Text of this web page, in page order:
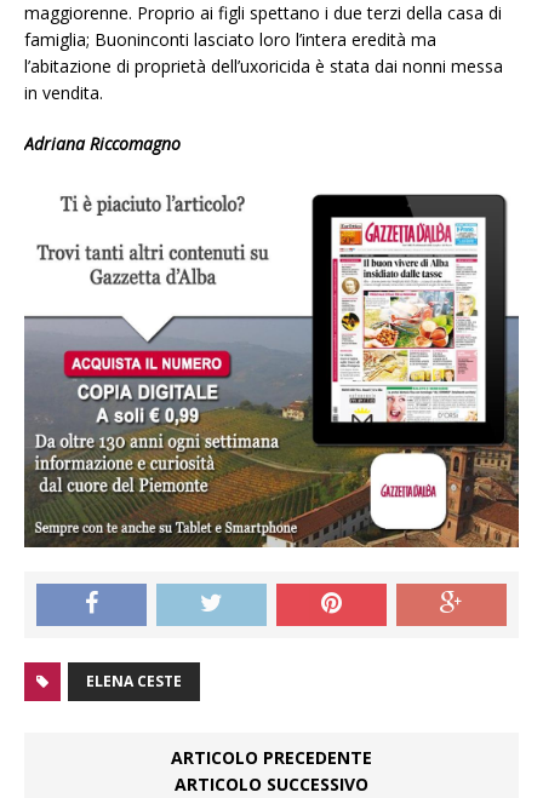
maggiorenne. Proprio ai figli spettano i due terzi della casa di
famiglia; Buoninconti lasciato loro l’intera eredità ma
l’abitazione di proprietà dell’uxoricida è stata dai nonni messa
in vendita.
Adriana Riccomagno
ELENA CESTE
ARTICOLO PRECEDENTE
ARTICOLO SUCCESSIVO